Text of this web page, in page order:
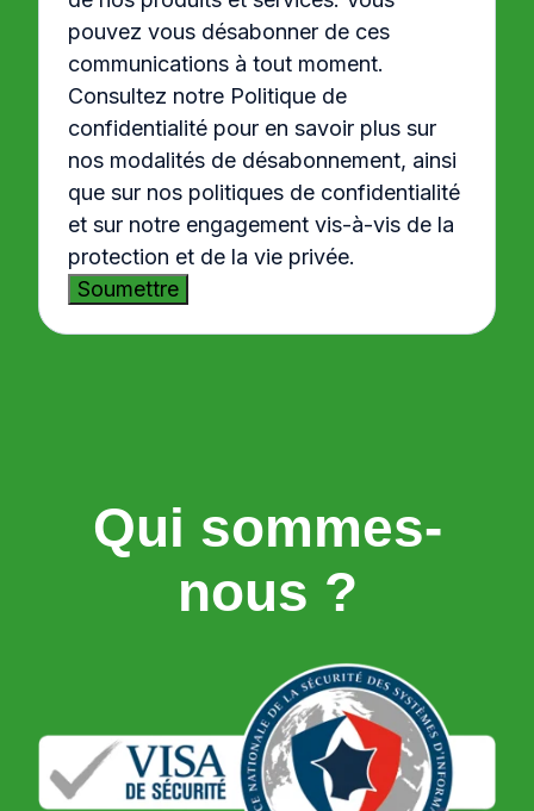
pouvez vous désabonner de ces
communications à tout moment.
Consultez notre Politique de
confidentialité pour en savoir plus sur
nos modalités de désabonnement, ainsi
que sur nos politiques de confidentialité
et sur notre engagement vis-à-vis de la
protection et de la vie privée.
Qui sommes-
nous ?